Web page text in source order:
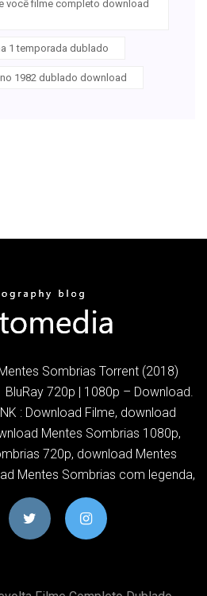
você filme completo download
1 temporada dublado
1982 dublado download
Sombrias Torrent (2018)
720p | 1080p – Download.
: Download Filme, download
Mentes Sombrias 1080p,
720p, download Mentes
Mentes Sombrias com legenda,